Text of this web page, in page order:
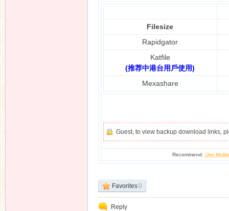
Filesize
Rapidgator
Katfile
(推荐中港台用戶使用)
Mexashare
Guest, to view backup download links,
Recommend:Use
Favorites0
Reply